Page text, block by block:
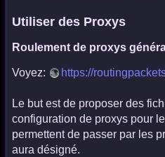
Utiliser des Proxys
Roulement de proxys
Voyez: https://
Le but est de proposer des
configuration de proxys pour
permettent de passer par les
aura désigné.